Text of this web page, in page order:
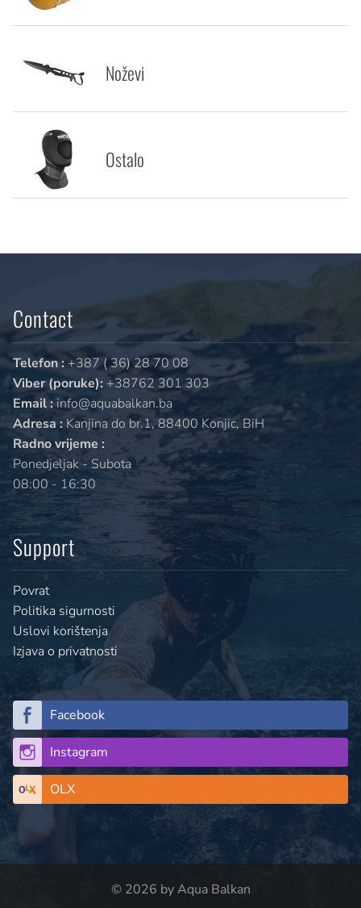
Noževi
Ostalo
Contact
Telefon : +387 ( 36) 28 70 08
Viber (poruke): +38762 301 303
Email :info@aquabalkan.ba
Adresa : Kanjina do br.1, 88400 Konjic, BiH
Radno vrijeme :
Ponedjeljak - Subota
08:00 - 16:30
Support
Povrat
Politika sigurnosti
Uslovi korištenja
Izjava o privatnosti
Facebook
Instagram
OLX
© 2026 by Aqua Balkan